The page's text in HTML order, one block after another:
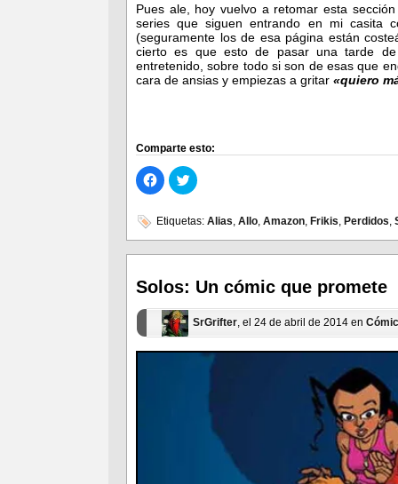
Pues ale, hoy vuelvo a retomar esta
series que siguen entrando en mi casita
(seguramente los de esa página están
cierto es que esto de pasar una tarde
entretenido, sobre todo si son de esas que
cara de ansias y empiezas a gritar «quiero
Comparte esto:
Haz
clic
para
en
Facebook
(Se
abre
ventana
nueva)
Haz
clic
en
(Se
abre
ventana
nueva)
Etiquetas: Alias, Allo, Amazon, Frikis, Perdidos,
Solos: Un cómic que promete
SrGrifter, el 24 de abril de 2014 en